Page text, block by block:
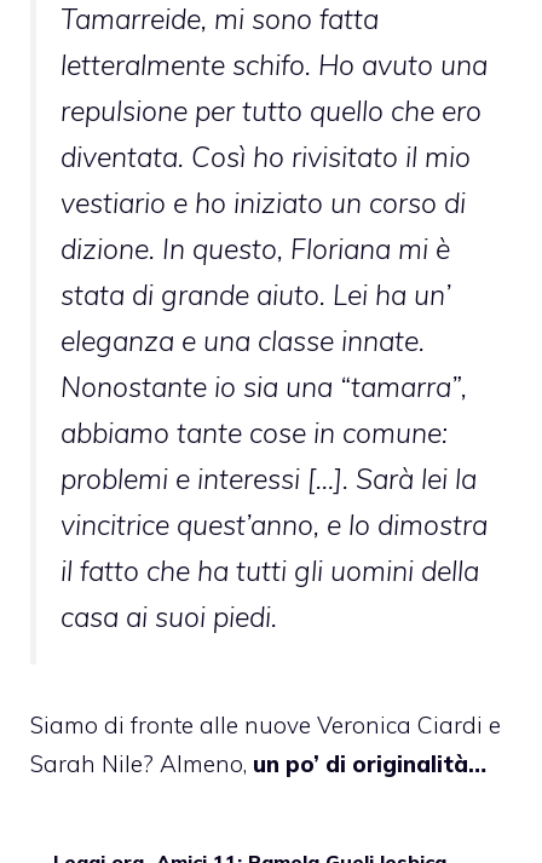
Tamarreide, mi sono fatta
letteralmente schifo. Ho avuto una
repulsione per tutto quello che ero
diventata. Così ho rivisitato il mio
vestiario e ho iniziato un corso di
dizione. In questo, Floriana mi è
stata di grande aiuto. Lei ha un’
eleganza e una classe innate.
Nonostante io sia una “tamarra”,
abbiamo tante cose in comune:
problemi e interessi […]. Sarà lei la
vincitrice quest’anno, e lo dimostra
il fatto che ha tutti gli uomini della
casa ai suoi piedi.
Siamo di fronte alle nuove Veronica Ciardi e
Sarah Nile? Almeno, un po’ di originalità…